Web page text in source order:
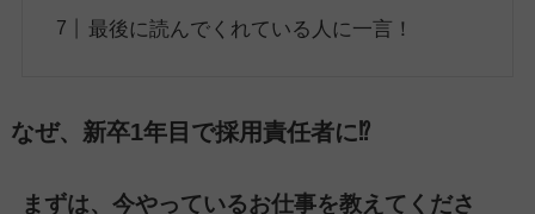
最後に読んでくれている人に一言！
なぜ、新卒1年目で採用責任者に⁉
まずは、今やっているお仕事を教えてくださ